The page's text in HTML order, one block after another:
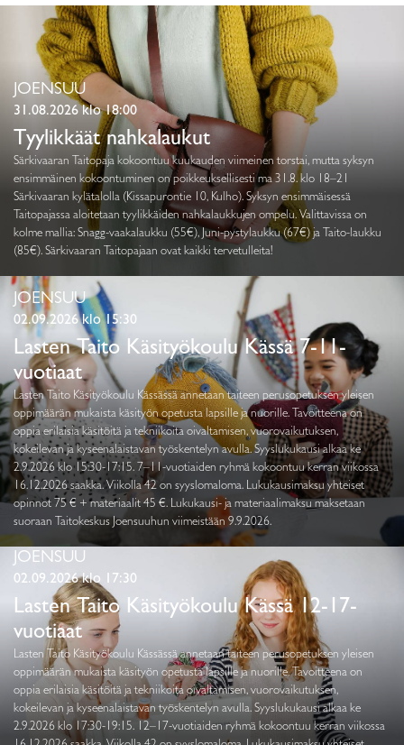
JOENSUU
31.08.2026 klo 18:00
Tyylikkäät nahkalaukut
Särkivaaran Taitopaja kokoontuu kuukauden viimeinen torstai, mutta syksyn
ensimmäinen kokoontuminen on poikkeuksellisesti ma 31.8. klo 18–21
Särkivaaran kylätalolla (Kissapurontie 10, Kulho). Syksyn ensimmäisessä
Taitopajassa aloitetaan tyylikkäiden nahkalaukkujen ompelu. Valittavissa on
kolme mallia: Snagg-vaakalaukku (55€), Juni-pystylaukku (67€) ja Taito-laukku
(85€). Särkivaaran Taitopajaan ovat kaikki tervetulleita!
JOENSUU
02.09.2026 klo 15:30
Lasten Taito Käsityökoulu Kässä 7-11-
vuotiaat
Lasten Taito Käsityökoulu Kässässä annetaan taiteen perusopetuksen yleisen
oppimäärän mukaista käsityön opetusta lapsille ja nuorille. Tavoitteena on
oppia erilaisia käsitöitä ja tekniikoita oivaltamisen, vuorovaikutuksen,
kokeilevan ja kyseenalaistavan työskentelyn avulla. Syyslukukausi alkaa ke
2.9.2026 klo 15:30-17:15. 7–11-vuotiaiden ryhmä kokoontuu kerran viikossa
16.12.2026 saakka. Viikolla 42 on syyslomaloma. Lukukausimaksu yhteiset
opinnot 75 € + materiaalit 45 €. Lukukausi- ja materiaalimaksu maksetaan
suoraan Taitokeskus Joensuuhun viimeistään 9.9.2026.
JOENSUU
02.09.2026 klo 17:30
Lasten Taito Käsityökoulu Kässä 12-17-
vuotiaat
Lasten Taito Käsityökoulu Kässässä annetaan taiteen perusopetuksen yleisen
oppimäärän mukaista käsityön opetusta lapsille ja nuorille. Tavoitteena on
oppia erilaisia käsitöitä ja tekniikoita oivaltamisen, vuorovaikutuksen,
kokeilevan ja kyseenalaistavan työskentelyn avulla. Syyslukukausi alkaa ke
2.9.2026 klo 17:30-19:15. 12–17-vuotiaiden ryhmä kokoontuu kerran viikossa